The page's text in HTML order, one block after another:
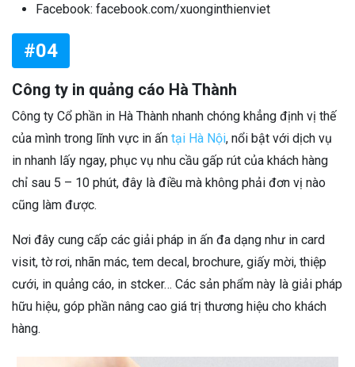
Facebook: facebook.com/xuonginthienviet
#04
Công ty in quảng cáo Hà Thành
Công ty Cổ phần in Hà Thành nhanh chóng khẳng định vị thế
của mình trong lĩnh vực in ấn tại Hà Nội, nổi bật với dịch vụ
in nhanh lấy ngay, phục vụ nhu cầu gấp rút của khách hàng
chỉ sau 5 – 10 phút, đây là điều mà không phải đơn vị nào
cũng làm được.
Nơi đây cung cấp các giải pháp in ấn đa dạng như in card
visit, tờ rơi, nhãn mác, tem decal, brochure, giấy mời, thiệp
cưới, in quảng cáo, in stcker… Các sản phẩm này là giải pháp
hữu hiệu, góp phần nâng cao giá trị thương hiệu cho khách
hàng.